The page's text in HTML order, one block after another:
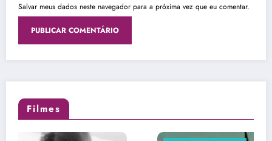
Salvar meus dados neste navegador para a próxima vez que eu comentar.
Filmes